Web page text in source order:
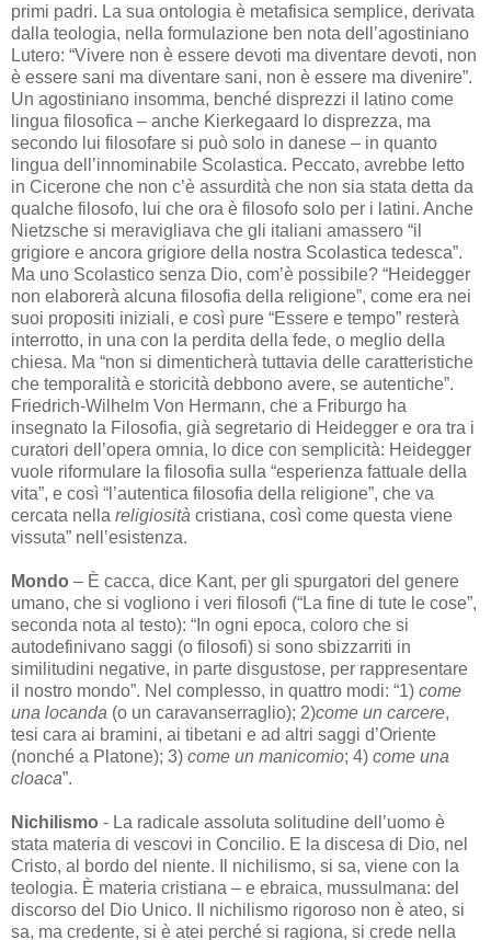
primi padri. La sua ontologia è metafisica semplice, derivata
dalla teologia, nella formulazione ben nota dell’agostiniano
Lutero: “Vivere non è essere devoti ma diventare devoti, non
è essere sani ma diventare sani, non è essere ma divenire”.
Un agostiniano insomma, benché disprezzi il latino come
lingua filosofica – anche Kierkegaard lo disprezza, ma
secondo lui filosofare si può solo in danese – in quanto
lingua dell’innominabile Scolastica. Peccato, avrebbe letto
in Cicerone che non c’è assurdità che non sia stata detta da
qualche filosofo, lui che ora è filosofo solo per i latini. Anche
Nietzsche si meravigliava che gli italiani amassero “il
grigiore e ancora grigiore della nostra Scolastica tedesca”.
Ma uno Scolastico senza Dio, com’è possibile? “Heidegger
non elaborerà alcuna filosofia della religione”, come era nei
suoi propositi iniziali, e così pure “Essere e tempo” resterà
interrotto, in una con la perdita della fede, o meglio della
chiesa. Ma “non si dimenticherà tuttavia delle caratteristiche
che temporalità e storicità debbono avere, se autentiche”.
Friedrich-Wilhelm Von Hermann, che a Friburgo ha
insegnato la Filosofia, già segretario di Heidegger e ora tra i
curatori dell’opera omnia, lo dice con semplicità: Heidegger
vuole riformulare la filosofia sulla “esperienza fattuale della
vita”, e così “l’autentica filosofia della religione”, che va
cercata nella religiosità cristiana, così come questa viene
vissuta” nell’esistenza.
Mondo – È cacca, dice Kant, per gli spurgatori del genere
umano, che si vogliono i veri filosofi (“La fine di tute le cose”,
seconda nota al testo): “In ogni epoca, coloro che si
autodefinivano saggi (o filosofi) si sono sbizzarriti in
similitudini negative, in parte disgustose, per rappresentare
il nostro mondo”. Nel complesso, in quattro modi: “1) come
una locanda (o un caravanserraglio); 2)come un carcere,
tesi cara ai bramini, ai tibetani e ad altri saggi d’Oriente
(nonché a Platone); 3) come un manicomio; 4) come una
cloaca”.
Nichilismo - La radicale assoluta solitudine dell’uomo è
stata materia di vescovi in Concilio. E la discesa di Dio, nel
Cristo, al bordo del niente. Il nichilismo, si sa, viene con la
teologia. È materia cristiana – e ebraica, mussulmana: del
discorso del Dio Unico. Il nichilismo rigoroso non è ateo, si
sa, ma credente, si è atei perché si ragiona, si crede nella